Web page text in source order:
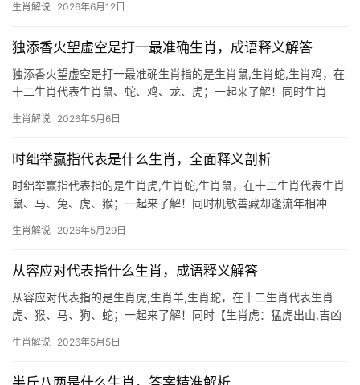
极为难得，尤其29岁至51岁者易遇贵人提携，项目推进如虎添翼，
生肖解说 2026年6月12日
独添香火望虚空是打一最准确生肖，成语释义解答
独添香火望虚空是打一最准确生肖指的是生肖鼠,生肖蛇,生肖鸡，在
十二生肖代表生肖鼠、蛇、鸡、龙、虎；一起来了解！同时生肖
谜面，最精准对应的正是生肖鼠，鼠居十二地支之首，象征智慧与
生肖解说 2026年5月6日
时绌举赢指代表是什么生肖，全面释义剖析
时绌举赢指代表指的是生肖虎,生肖蛇,生肖鼠，在十二生肖代表生肖
鼠、马、兔、虎、猴；一起来了解！同时机敏善藏却逢流年相冲
业上易遭打压，项目被抢或团队停滞极为常见，29岁至51岁者需格
生肖解说 2026年5月29日
从容应对代表指什么生肖，成语释义解答
从容应对代表指的是生肖虎,生肖羊,生肖蛇，在十二生肖代表生肖
虎、猴、马、狗、蛇；一起来了解！同时【生肖虎：猛虎出山,吉凶
出现“猛虎困笼”之象，部分人遭遇项目被抢、团队停滞的困境，甚至
生肖解说 2026年5月5日